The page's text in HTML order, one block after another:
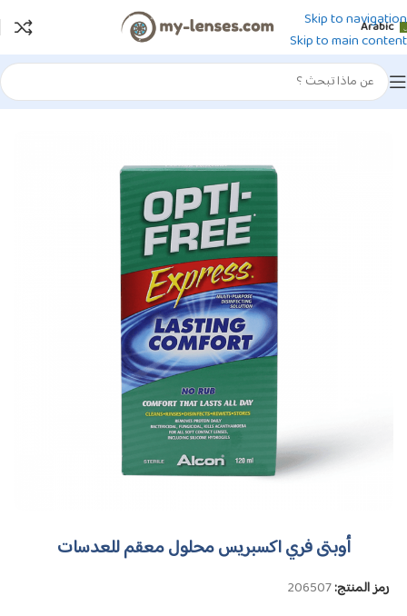
Skip to navigation
Skip to main content
Arabic
الرئيسية/محلول العدسات
أوبتى فري اكسبريس محلول معقم للعدسات
رمز المنتج:206507